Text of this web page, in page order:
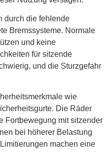
durch die fehlende
Bremssysteme. Normale
und keine
für sitzende
und die Sturzgefahr
wie
Die Räder
Fortbewegung mit sitzender
bei höherer Belastung
machen eine